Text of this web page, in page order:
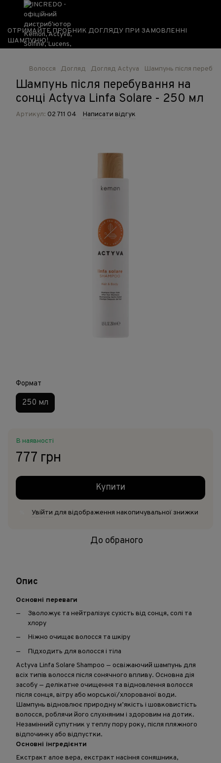
ОТРИМАЙТЕ ПРОБНИК ДОГЛЯДУ ПРИ ЗАМОВЛЕННІ
ШАМПУНЮ!
Волосся Догляд Догляд Actyva Шампунь після
Шампунь після перебування на
сонці Actyva Linfa Solare - 250 мл
Артикул: 02 711 04 Написати відгук
Формат
250 мл
В наявності
777 грн
Купити
Увійти для відображення накопичувальної знижки
До обраного
Опис
Основні переваги
Зволожує та нейтралізує сухість від сонця, солі та
хлору
Ніжно очищає волосся та шкіру
Підходить для волосся і тіла
Actyva Linfa Solare Shampoo — освіжаючий шампунь для
всіх типів волосся після сонячного впливу. Основна дія
засобу — делікатне очищення та відновлення волосся
після сонця, вітру або морської/хлорованої води.
Шампунь відновлює природну м’якість і шовковистість
волосся, роблячи його слухняним і здоровим на дотик.
Незамінний супутник у теплу пору року, після пляжного
відпочинку або відпустки.
Основні інгредієнти
Екстракт алое вера, екстракт насіння соняшника,